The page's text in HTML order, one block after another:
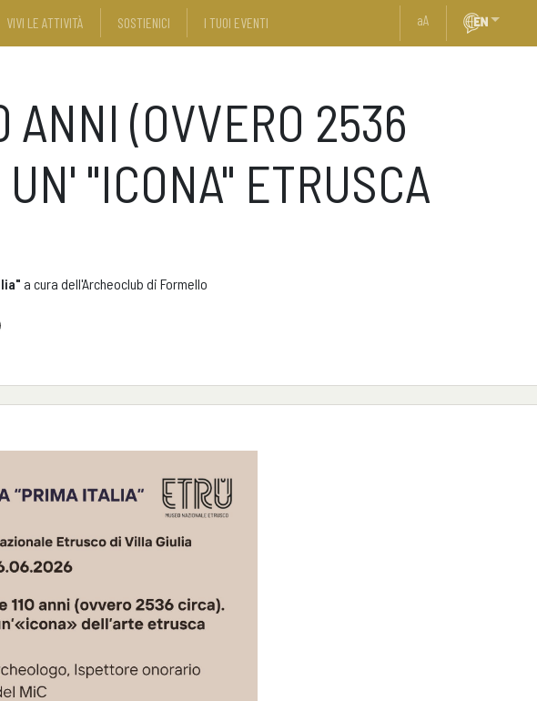
VIVI LE ATTIVITÀ SOSTIENICI I TUOI EVENTI aA
ANNI (OVVERO 2536
"ICONA" ETRUSCA
a cura dell'Archeoclub di Formello